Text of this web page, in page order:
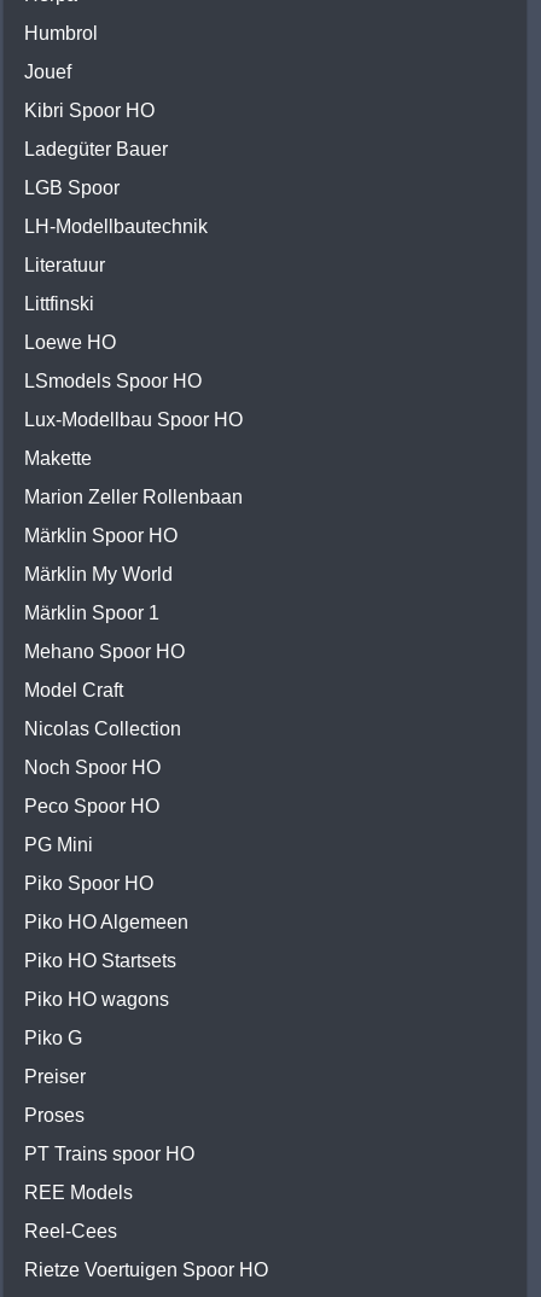
Humbrol
Jouef
Kibri Spoor HO
Ladegüter Bauer
LGB Spoor
LH-Modellbautechnik
Literatuur
Littfinski
Loewe HO
LSmodels Spoor HO
Lux-Modellbau Spoor HO
Makette
Marion Zeller Rollenbaan
Märklin Spoor HO
Märklin My World
Märklin Spoor 1
Mehano Spoor HO
Model Craft
Nicolas Collection
Noch Spoor HO
Peco Spoor HO
PG Mini
Piko Spoor HO
Piko HO Algemeen
Piko HO Startsets
Piko HO wagons
Piko G
Preiser
Proses
PT Trains spoor HO
REE Models
Reel-Cees
Rietze Voertuigen Spoor HO